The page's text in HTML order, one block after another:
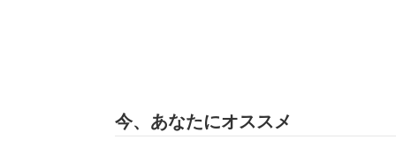
今、あなたにオススメ